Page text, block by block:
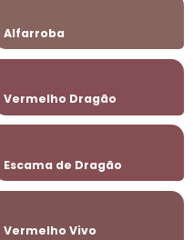
Alfarroba
Vermelho Dragão
Escama de Dragão
Vermelho Vivo